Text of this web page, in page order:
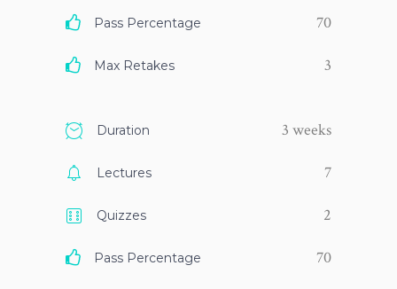
Pass Percentage 70
Max Retakes 3
Duration 3 weeks
Lectures 7
Quizzes 2
Pass Percentage 70